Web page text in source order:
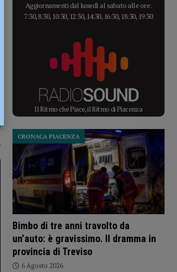
Aggiornamenti dal lunedì al sabato alle ore:
7:30, 8:30, 10:30, 12:30, 14:30, 16:30, 18:30, 19:30
Il Ritmo che Piace, il Ritmo di Piacenza
Bimbo di tre anni travolto da
un’auto: è gravissimo. Il dramma in
provincia di Treviso
CRONACA PIACENZA
6 Agosto 2026